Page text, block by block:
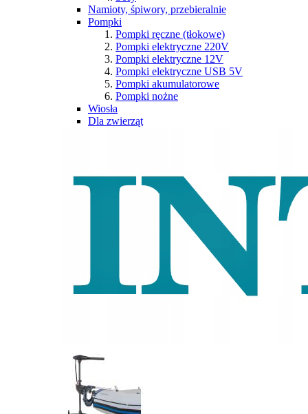
Namioty, śpiwory, przebieralnie
Pompki
Pompki ręczne (tłokowe)
Pompki elektryczne 220V
Pompki elektryczne 12V
Pompki elektryczne USB 5V
Pompki akumulatorowe
Pompki nożne
Wiosła
Dla zwierząt